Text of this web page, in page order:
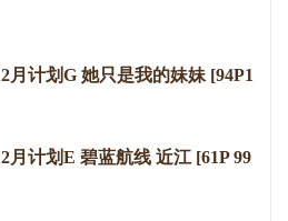
月计划G 她只是我的妹妹 [94P1
月计划E 碧蓝航线 近江 [61P 99